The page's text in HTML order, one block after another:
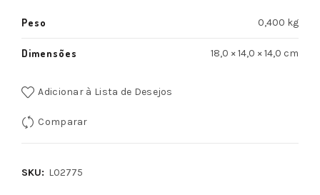
Peso 0,400 kg
Dimensões 18,0 × 14,0 × 14,0 cm
Adicionar à Lista de Desejos
Comparar
SKU: L02775